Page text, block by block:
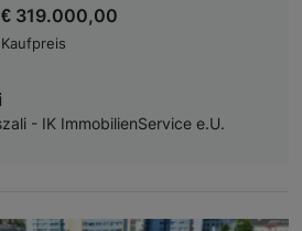
€ 319.000,00
Kaufpreis
- IK ImmobilienService e.U.